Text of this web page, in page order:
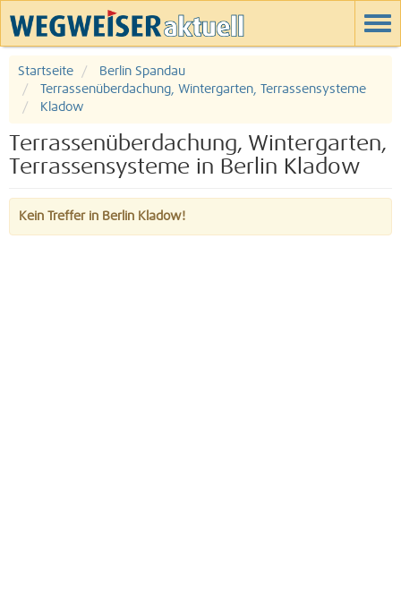
Startseite
Berlin Spandau
Terrassenüberdachung, Wintergarten, Terrassensysteme
Kladow
Terrassenüberdachung, Wintergarten,
Terrassensysteme in Berlin Kladow
Kein Treffer in Berlin Kladow!